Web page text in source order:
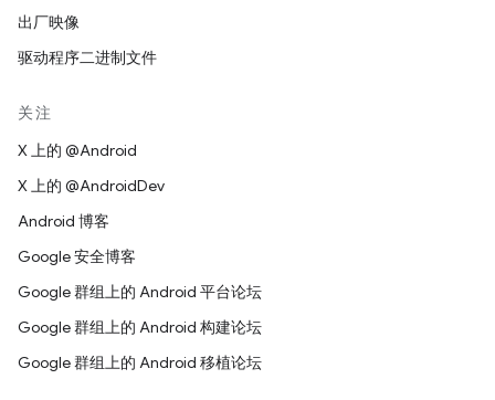
出厂映像
驱动程序二进制文件
关注
X 上的 @Android
X 上的 @AndroidDev
Android 博客
Google 安全博客
Google 群组上的 Android 平台论坛
Google 群组上的 Android 构建论坛
Google 群组上的 Android 移植论坛